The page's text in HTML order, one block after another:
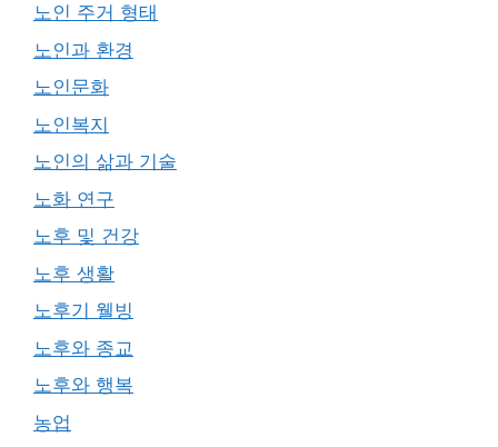
노인 주거 형태
노인과 환경
노인문화
노인복지
노인의 삶과 기술
노화 연구
노후 및 건강
노후 생활
노후기 웰빙
노후와 종교
노후와 행복
농업